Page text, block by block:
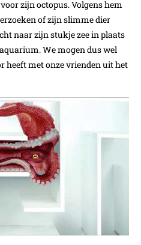
zijn octopus. Volgens hem
of zijn slimme dier
naar zijn stukje zee in plaats
We mogen dus wel
heeft met onze vrienden uit het